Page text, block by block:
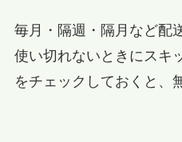
毎月・隔週・隔月など配
使い切れないときにスキ
をチェックしておくと、